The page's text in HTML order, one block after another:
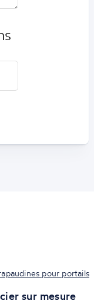
pour portails
sur mesure